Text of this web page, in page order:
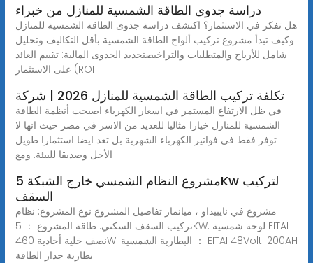
دراسة جدوى الطاقة الشمسية للمنازل من خبراء
هل تفكر في الاستثمار؟ اكتشف دراسة جدوى الطاقة الشمسية للمنازل
وكيف تبدأ مشروع تركيب ألواح الطاقة الشمسية بأقل التكاليف وتحليل
شامل للأرباح والمتطلبات والتراخيصتحديد الجدوى المالية: تقييم العائد
على الاستثمار (ROI
تكلفة تركيب الطاقة الشمسية للمنازل 2026 | شركة
في ظل الارتفاع المستمر في اسعار الكهرباء اصبحت أنظمة الطاقة
الشمسية للمنازل خيارا مثاليا للعديد من الاسر في مصر حيث انها لا
توفر فقط في فواتير الكهرباء الشهرية بل تعد ايضا استثمارا طويل
الأجل وصديقا للبيئة. ومع
مشروع النظام الشمسي خارج الشبكة 5Kw لتركيب
السقف
مشروع في نايبيداو ، ميانمار تفاصيل المشروع نوع المشروع: نظام
تركيب السقف السكني. طاقة المشروع ： 5KW. لوحة شمسية EITAI
نصف خلية أحادية 460W. البطارية الشمسية ： EITAI 48Volt. 200AH
بطارية جدار الطاقة.